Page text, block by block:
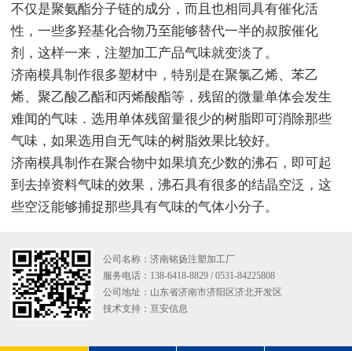
不仅是聚氨酯分子链的成分，而且也相同具有催化活
性，一些多羟基化合物乃至能够替代一半的叔胺催化
剂，这样一来，注塑加工产品气味就变淡了。
济南模具制作很多塑材中，特别是在聚氯乙烯、苯乙
烯、聚乙酸乙酯和丙烯酸酯等，残留的微量单体会发生
难闻的气味．选用单体残留量很少的树脂即可消除那些
气味，如果选用自无气味的树脂效果比较好。
济南模具制作在聚合物中如果填充少数的沸石，即可起
到去掉资料气味的效果，沸石具有很多的结晶空泛，这
些空泛能够捕捉那些具有气味的气体小分子。
公司名称：济南铭扬注塑加工厂
服务电话：138-6418-8829 / 0531-84225808
公司地址：山东省济南市济阳区济北开发区
技术支持： 亘安信息